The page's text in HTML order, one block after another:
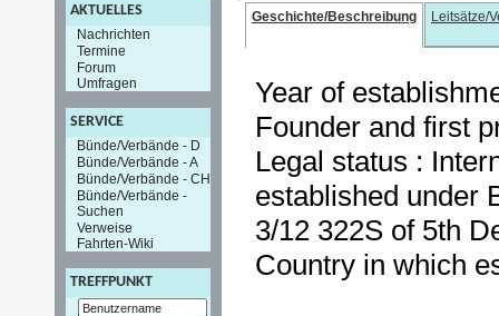
AKTUELLES
Nachrichten
Termine
Forum
Umfragen
SERVICE
Bünde/Verbände - D
Bünde/Verbände - A
Bünde/Verbände - CH
Bünde/Verbände -
Suchen
Verweise
Fahrten-Wiki
TREFFPUNKT
Geschichte/Beschreibung Leitsätze/
Year of
Founder and first
Legal status :
established under
3/12 322S of 5th
Country in which